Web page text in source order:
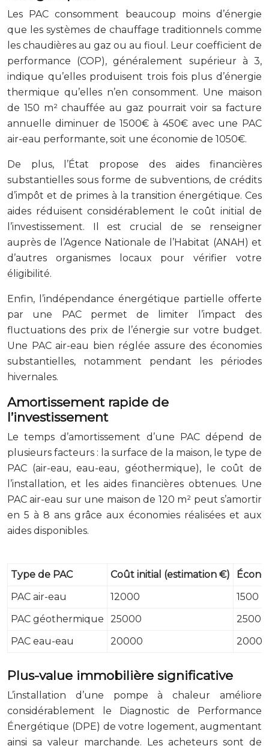
Les PAC consomment beaucoup moins d’énergie
que les systèmes de chauffage traditionnels comme
les chaudières au gaz ou au fioul. Leur coefficient de
performance (COP), généralement supérieur à 3,
indique qu’elles produisent trois fois plus d’énergie
thermique qu’elles n’en consomment. Une maison
de 150 m² chauffée au gaz pourrait voir sa facture
annuelle diminuer de 1500€ à 450€ avec une PAC
air-eau performante, soit une économie de 1050€.
De plus, l’État propose des aides financières
substantielles sous forme de subventions, de crédits
d’impôt et de primes à la transition énergétique. Ces
aides réduisent considérablement le coût initial de
l’investissement. Il est crucial de se renseigner
auprès de l’Agence Nationale de l’Habitat (ANAH) et
d’autres organismes locaux pour vérifier votre
éligibilité.
Enfin, l’indépendance énergétique partielle offerte
par une PAC permet de limiter l’impact des
fluctuations des prix de l’énergie sur votre budget.
Une PAC air-eau bien réglée assure des économies
substantielles, notamment pendant les périodes
hivernales.
Amortissement rapide de
l’investissement
Le temps d’amortissement d’une PAC dépend de
plusieurs facteurs : la surface de la maison, le type de
PAC (air-eau, eau-eau, géothermique), le coût de
l’installation, et les aides financières obtenues. Une
PAC air-eau sur une maison de 120 m² peut s’amortir
en 5 à 8 ans grâce aux économies réalisées et aux
aides disponibles.
Type de PAC Coût initial (estimation €)
PAC air-eau
12000
1500
PAC géothermique
25000
2500
PAC eau-eau
20000 2000
Plus-value immobilière significative
L’installation d’une pompe à chaleur améliore
considérablement le Diagnostic de Performance
Énergétique (DPE) de votre logement, augmentant
ainsi sa valeur marchande. Les acheteurs sont de